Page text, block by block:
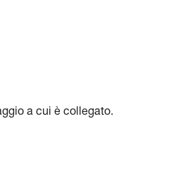
a cui è collegato.